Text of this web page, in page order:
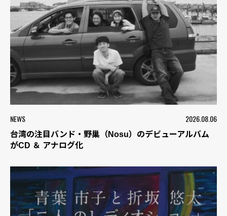
NEWS 2026.08.06
台湾の注目バンド・野巢（Nosu）のデビューアルバム
がCD ＆ アナログ化